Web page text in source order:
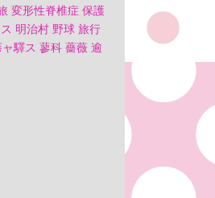
変形性脊椎症 保護
明治村 野球 旅行
驛ス 蓼科 薔薇 逾